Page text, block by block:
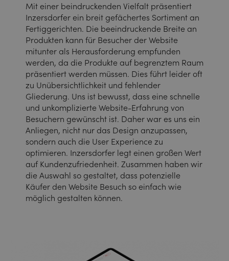
Mit einer beindruckenden Vielfalt präsentiert
Inzersdorfer ein breit gefächertes Sortiment an
Fertiggerichten. Die beeindruckende Breite an
Produkten kann für Besucher der Website
mitunter als Herausforderung empfunden
werden, da die Produkte auf begrenztem Raum
präsentiert werden müssen. Dies führt leider oft
zu Unübersichtlichkeit und fehlender
Gliederung. Uns ist bewusst, dass eine schnelle
und unkomplizierte Website-Erfahrung von
Besuchern gewünscht ist. Daher war es uns ein
Anliegen, nicht nur das Design anzupassen,
sondern auch die User Experience zu
optimieren. Inzersdorfer legt einen großen Wert
auf Kundenzufriedenheit. Zusammen haben wir
die Auswahl so gestaltet, dass potenzielle
Käufer den Website Besuch so einfach wie
möglich gestalten können.